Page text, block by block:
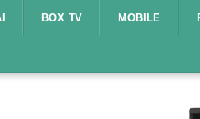
BOX TV MOBILE